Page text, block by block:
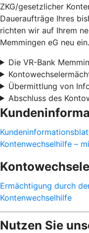
ZKG/gesetzlicher
Daueraufträge Ihres
richten wir auf Ihrem
Memmingen eG neu ein.
Die VR-Bank
Übermittlung von
Abschluss des
Kontenwechselhilfe –
Ermächtigung durch
Kontenwechselhilfe
Nutzen Sie